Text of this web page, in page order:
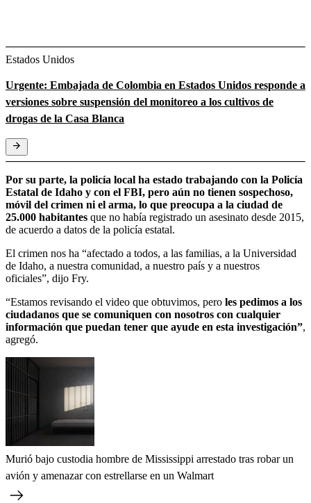
Estados Unidos
Urgente: Embajada de Colombia en Estados Unidos responde a
versiones sobre suspensión del monitoreo a los cultivos de
drogas de la Casa Blanca
Por su parte, la policía local ha estado trabajando con la Policía
Estatal de Idaho y con el FBI, pero aún no tienen sospechoso,
móvil del crimen ni el arma, lo que preocupa a la ciudad de
25.000 habitantes que no había registrado un asesinato desde 2015,
de acuerdo a datos de la policía estatal.
El crimen nos ha “afectado a todos, a las familias, a la Universidad
de Idaho, a nuestra comunidad, a nuestro país y a nuestros
oficiales”, dijo Fry.
“Estamos revisando el video que obtuvimos, pero les pedimos a los
ciudadanos que se comuniquen con nosotros con cualquier
información que puedan tener que ayude en esta investigación”,
agregó.
Murió bajo custodia hombre de Mississippi arrestado tras robar un
avión y amenazar con estrellarse en un Walmart